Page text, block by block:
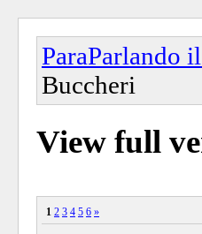
ParaParlando
Buccheri
View full
1 2 3 4 5 6 »